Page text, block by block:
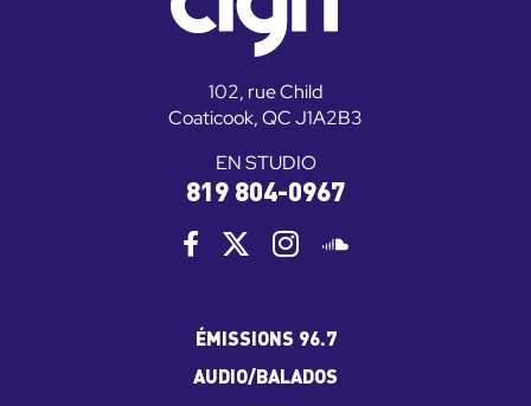
102, rue Child
Coaticook, QC J1A2B3
EN STUDIO
819 804-0967
ÉMISSIONS 96.7
AUDIO/BALADOS